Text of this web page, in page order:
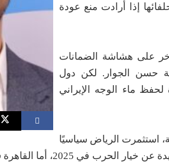
إذا أرادت منع عودة
آخر على هشاشة الضمانات
حسن الجوار. لكن دول
ماء الوجه الإيراني
استثمرت الرياض سياسيًا
ودبلوماسيًا في تحريك الاتفاق